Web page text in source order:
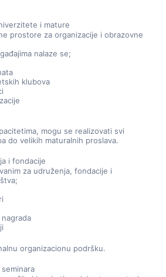
i mature
prostore za organizacije i obrazovne
nalaze se;
klubova
mogu se realizovati svi
do velikih maturalnih proslava.
i fondacije
za udruženja, fondacije i
organizacionu podršku.